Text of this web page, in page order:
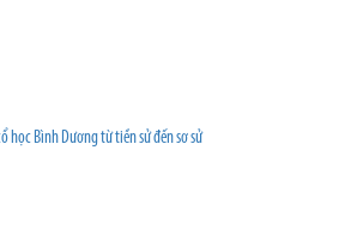
học Bình Dương từ tiền sử đến sơ sử